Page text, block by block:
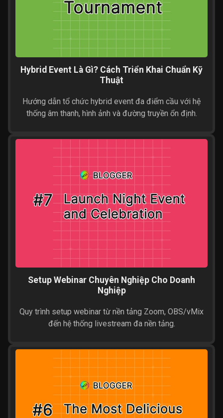
Hybrid Event Là Gì? Cách Triển Khai Chuẩn Kỹ
Thuật
Hướng dẫn tổ chức hybrid event đa điểm cầu với hệ
thống âm thanh, hình ảnh và đường truyền ổn định.
Setup Webinar Chuyên Nghiệp Cho Doanh
Nghiệp
Quy trình setup webinar từ nền tảng Zoom, OBS/vMix
đến hệ thống livestream đa nền tảng.